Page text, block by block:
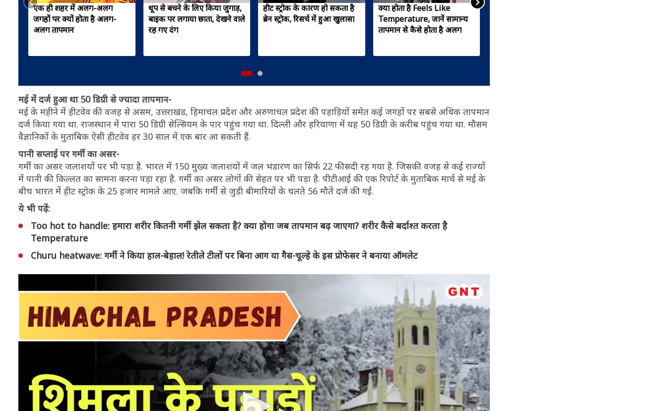
एक ही शहर में अलग-अलग
जगहों पर क्यों होता है अलग-
अलग तापमान
धूप से बचने के लिए किया जुगाड़,
बाइक पर लगाया छाता, देखने वाले
रह गए दंग
हीट स्ट्रोक के कारण हो सकता है
ब्रेन स्ट्रोक, रिसर्च में हुआ खुलासा
क्या होता है Feels Like
Temperature, जानें सामान्य
तापमान से कैसे होता है अलग
मई में दर्ज हुआ था 50 डिग्री से ज्यादा तापमान-
मई के महीने में हीटवेव की वजह से असम, उत्तराखंड, हिमाचल प्रदेश और अरुणाचल प्रदेश की पहाड़ियों समेत कई जगहों पर सबसे अधिक तापमान
दर्ज किया गया था. राजस्थान में पारा 50 डिग्री सेल्सियम के पार पहुंच गया था. दिल्ली और हरियाणा में यह 50 डिग्री के करीब पहुंच गया था. मौसम
वैज्ञानिकों के मुताबिक ऐसी हीटवेव हर 30 साल में एक बार आ सकती हैं.
पानी सप्लाई पर गर्मी का असर-
गर्मी का असर जलाशयों पर भी पड़ा है. भारत में 150 मुख्य जलाशयों में जल भंडारण का सिर्फ 22 फीसदी रह गया है. जिसकी वजह से कई राज्यों
में पानी की किल्लत का सामना करना पड़ा रहा है. गर्मी का असर लोगों की सेहत पर भी पड़ा है. पीटीआई की एक रिपोर्ट के मुताबिक मार्च से मई के
बीच भारत में हीट स्ट्रोक के 25 हजार मामले आए. जबकि गर्मी से जुड़ी बीमारियों के चलते 56 मौतें दर्ज की गईं.
ये भी पढ़ें:
Too hot to handle: हमारा शरीर कितनी गर्मी झेल सकता है? क्या होगा जब तापमान बढ़ जाएगा? शरीर कैसे बर्दाश्‍त करता है
Temperature
Churu heatwave: गर्मी ने किया हाल-बेहाल! रेतीले टीलों पर बिना आग या गैस-चूल्हे के इस प्रोफेसर ने बनाया ऑमलेट